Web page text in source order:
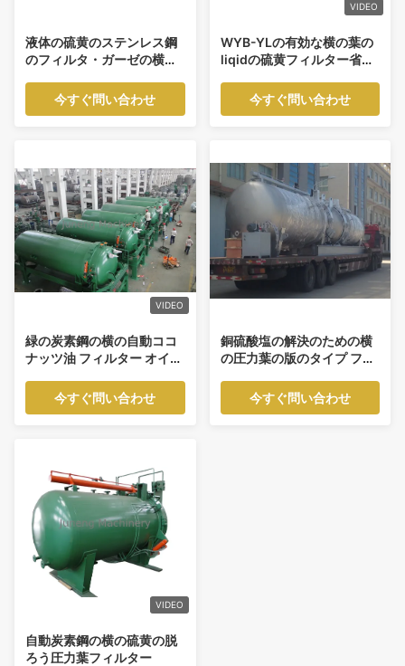
液体の硫黄のステンレス鋼
のフィルタ・ガーゼの横の
今すぐ問い合わせ
VIDEO
WYB-YLの有効な横の葉の
liqidの硫黄フィルター省エ
今すぐ問い合わせ
VIDEO
緑の炭素鋼の横の自動ココ
ナッツ油 フィルター オイル
今すぐ問い合わせ
銅硫酸塩の解決のための横
の圧力葉の版のタイプ フィ
今すぐ問い合わせ
VIDEO
自動炭素鋼の横の硫黄の脱
ろう圧力葉フィルター